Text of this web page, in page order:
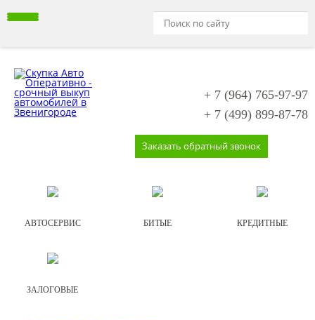
+ 7 (964) 765-97-97
+ 7 (499) 899-87-78
Заказать обратный звонок
АВТОСЕРВИС БИТЫЕ КРЕДИТНЫЕ
ЗАЛОГОВЫЕ